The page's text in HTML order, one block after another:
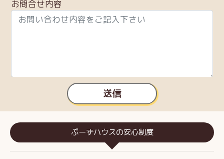
お問合せ内容
送信
ぷーずハウスの安心制度